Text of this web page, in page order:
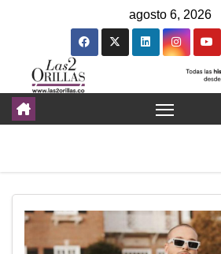
agosto 6, 2026